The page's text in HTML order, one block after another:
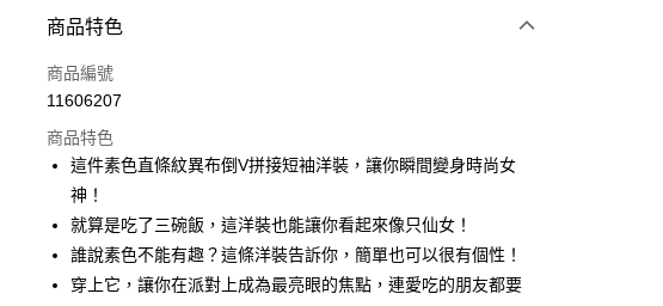
付款方式
信用卡一次付款
LINE Pay
Apple Pay
悠遊付
Google Pay
商品特色
商品編號
11606207
商品特色
這件素色直條紋異布倒V拼接短袖洋裝，讓你瞬間變身時尚女
神！
就算是吃了三碗飯，這洋裝也能讓你看起來像只仙女！
誰說素色不能有趣？這條洋裝告訴你，簡單也可以很有個性！
穿上它，讓你在派對上成為最亮眼的焦點，連愛吃的朋友都要